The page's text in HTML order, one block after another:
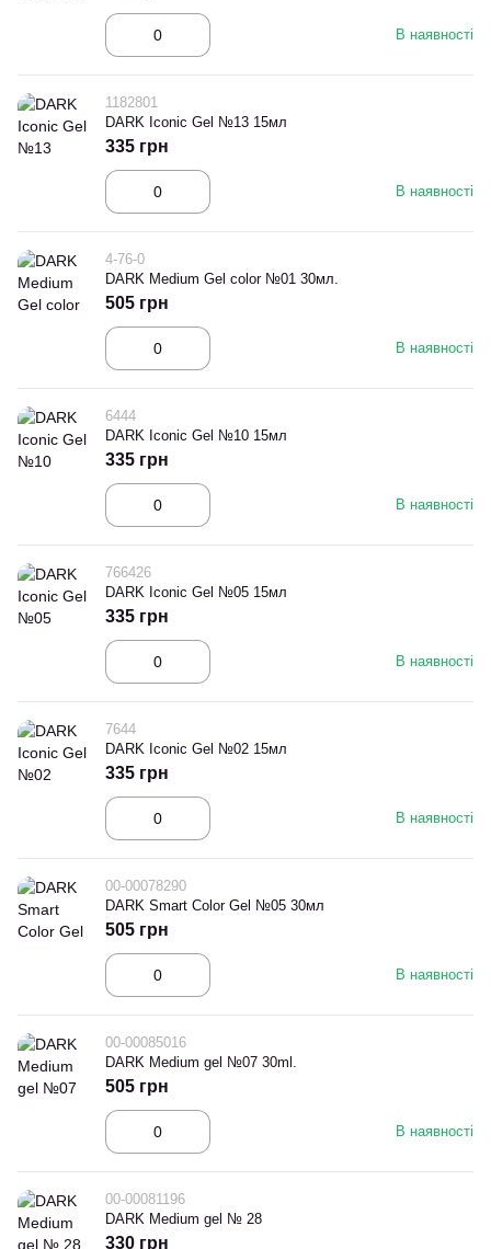
В наявності
1182801
DARK Iconic Gel №13 15мл
В наявності
335 грн
4-76-0
DARK Medium Gel color №01 30мл.
В наявності
505 грн
6444
DARK Iconic Gel №10 15мл
В наявності
335 грн
766426
DARK Iconic Gel №05 15мл
В наявності
335 грн
7644
DARK Iconic Gel №02 15мл
В наявності
335 грн
00-00078290
DARK Smart Color Gel №05 30мл
В наявності
505 грн
00-00085016
DARK Medium gel №07 30ml.
В наявності
505 грн
00-00081196
DARK Medium gel № 28
330 грн